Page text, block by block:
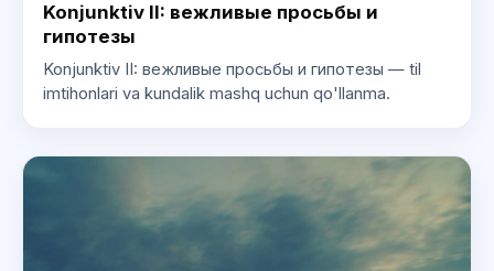
Konjunktiv II: вежливые просьбы и
гипотезы
Konjunktiv II: вежливые просьбы и гипотезы — til
imtihonlari va kundalik mashq uchun qo'llanma.